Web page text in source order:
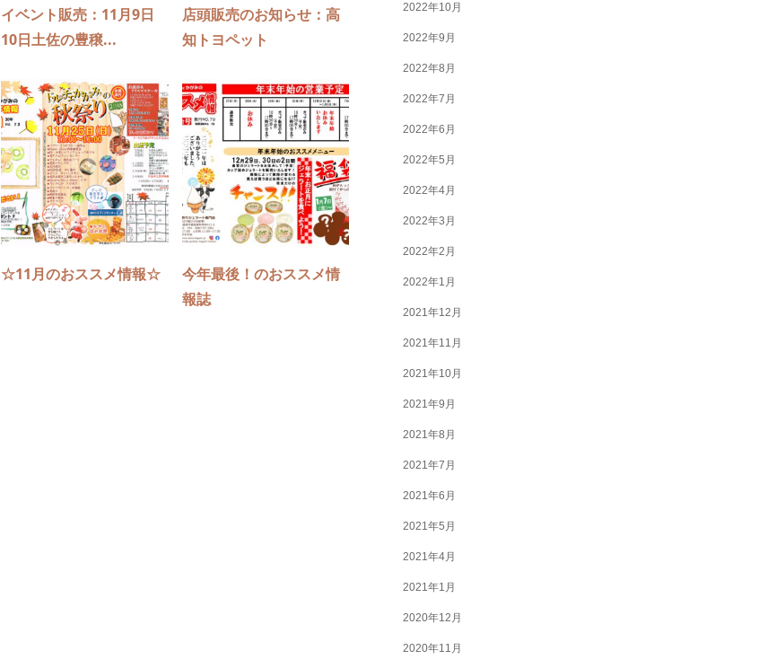
イベント販売：11月9日
10日土佐の豊穣...
店頭販売のお知らせ：高
知トヨペット
☆11月のおススメ情報☆
今年最後！のおススメ情
報誌
2022年10月
2022年9月
2022年8月
2022年7月
2022年6月
2022年5月
2022年4月
2022年3月
2022年2月
2022年1月
2021年12月
2021年11月
2021年10月
2021年9月
2021年8月
2021年7月
2021年6月
2021年5月
2021年4月
2021年1月
2020年12月
2020年11月